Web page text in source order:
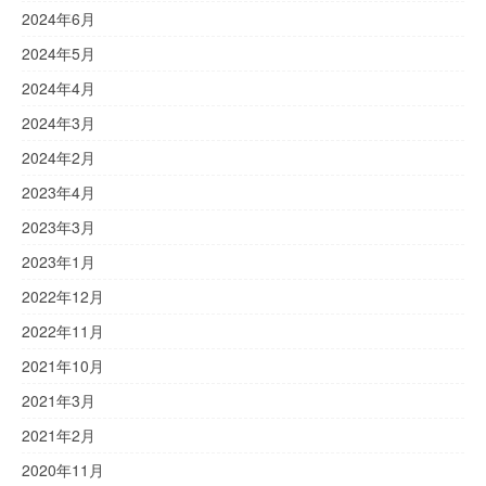
2024年6月
2024年5月
2024年4月
2024年3月
2024年2月
2023年4月
2023年3月
2023年1月
2022年12月
2022年11月
2021年10月
2021年3月
2021年2月
2020年11月